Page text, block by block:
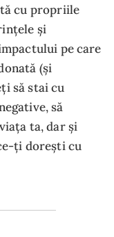
cu propriile
și
pe care
(și
să stai cu
să
ta, dar și
ți dorești cu